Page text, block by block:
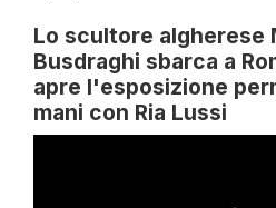
Lo scultore algherese
Busdraghi sbarca a
apre l'esposizione
mani con Ria Lussi